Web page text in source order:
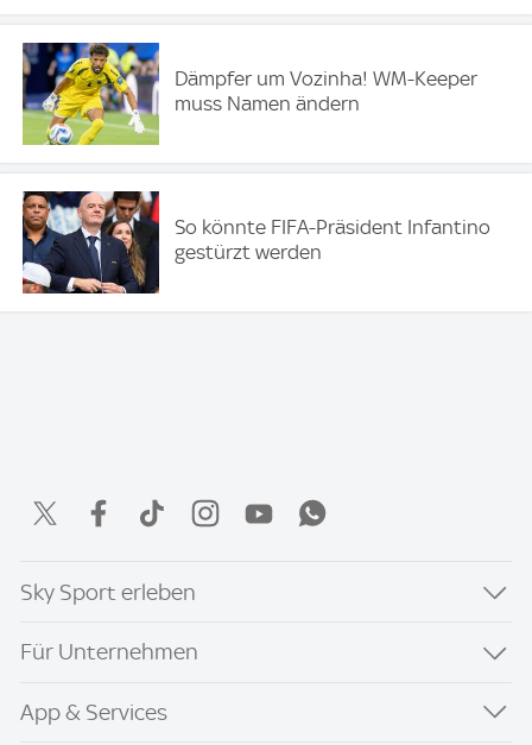
Dämpfer um Vozinha! WM-Keeper
muss Namen ändern
So könnte FIFA-Präsident Infantino
gestürzt werden
Sky Sport erleben
Für Unternehmen
App & Services